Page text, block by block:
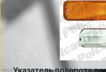
Указатель поворота